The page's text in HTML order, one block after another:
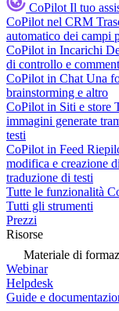
CoPilot Il tuo
CoPilot nel CRM
automatico dei campi
CoPilot in Incarichi
di controllo e
CoPilot in Chat Una
brainstorming e altro
CoPilot in Siti e store
immagini generate
testi
CoPilot in Feed
modifica e creazione
traduzione di testi
Tutte le funzionalità
Tutti gli strumenti
Prezzi
Risorse
Materiale di
Webinar
Helpdesk
Guide e